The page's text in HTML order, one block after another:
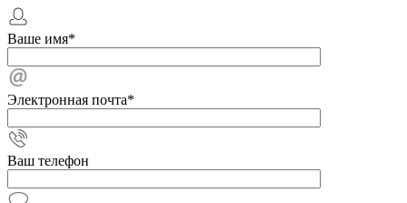
Ваше имя*
Электронная почта*
Ваш телефон